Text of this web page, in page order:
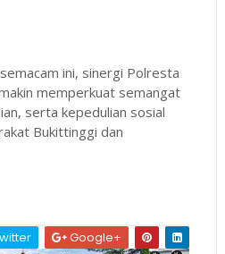
ini, sinergi Polresta
memperkuat semangat
serta kepedulian sosial
Bukittinggi dan
Google+